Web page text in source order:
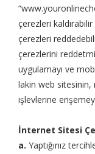
çerezleri
çerezleri
çerezlerini
uygulamayı ve
lakin web sitesinin,
işlevlerine
İnternet Sitesi
a. Yaptığınız